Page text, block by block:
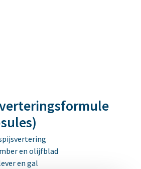
en olijfblad
en gal